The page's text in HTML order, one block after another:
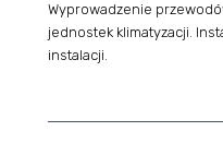
Wyprowadzenie
jednostek klimatyzacji.
instalacji.